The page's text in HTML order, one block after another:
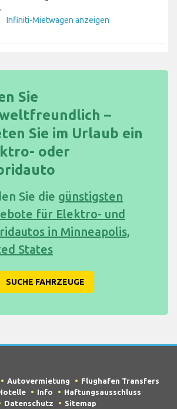
Infiniti-Mietwagen anzeigen
Sie
–
Sie im Urlaub ein
oder
Sie die günstigsten
für Elektro- und
in Minneapolis,
States
SUCHE FAHRZEUGE
Autovermietung
Flughafen Transfers
Info
Haftungsausschluss
Datenschutz
Sitemap